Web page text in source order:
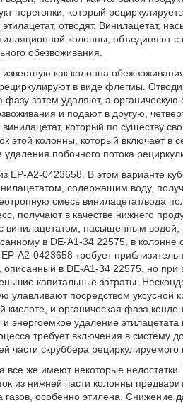
перегонки, который
отводят. Винилацетат,
колонны, объединяют с
обезвоживания.
как колонна
в виде флегмы.
затем удаляют, а
и подают в другую,
который по существу
этой колонны, который включает в
побочного потока
ЕР-А2-0423658. В этом варианте
содержащим воду,
смесь винилацетат/вода
получают в качестве нижнего
винилацетатом, насыщенным
в DE-A1-34 22575, в колонне
А2-0423658 требует
в DE-A1-34 22575, но при
капитальные затраты.
улавливают посредством уксусной
кислоте, и органическая фаза
энергоемкое удаление этилацетата
требует включения в систему
скруббера рециркулируемого
все же имеют некоторые
из нижней части колонны
газов, особенно этилена. Снижение